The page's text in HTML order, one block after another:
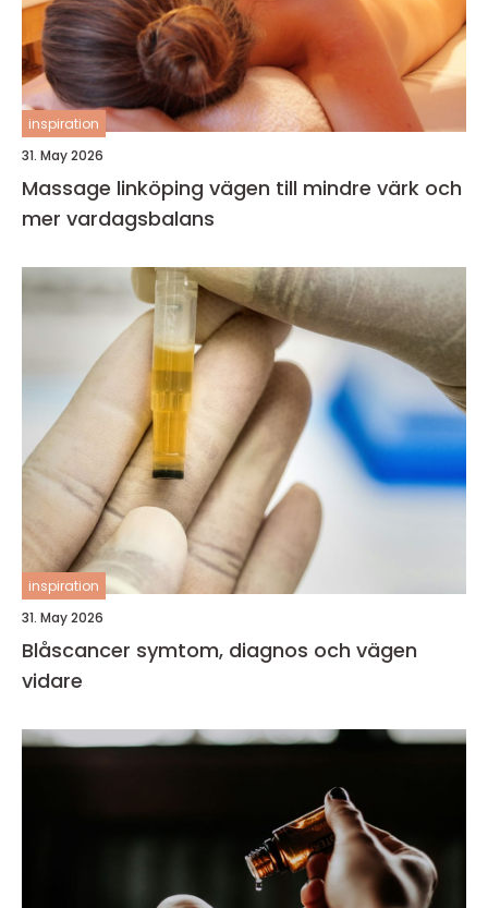
inspiration
31. May 2026
Massage linköping vägen till mindre värk och
mer vardagsbalans
inspiration
31. May 2026
Blåscancer symtom, diagnos och vägen
vidare